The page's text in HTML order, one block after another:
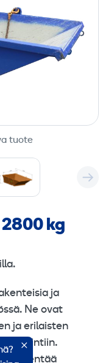
tuote
kg
ja
Ne ovat
ja erilaisten
tyhjentää